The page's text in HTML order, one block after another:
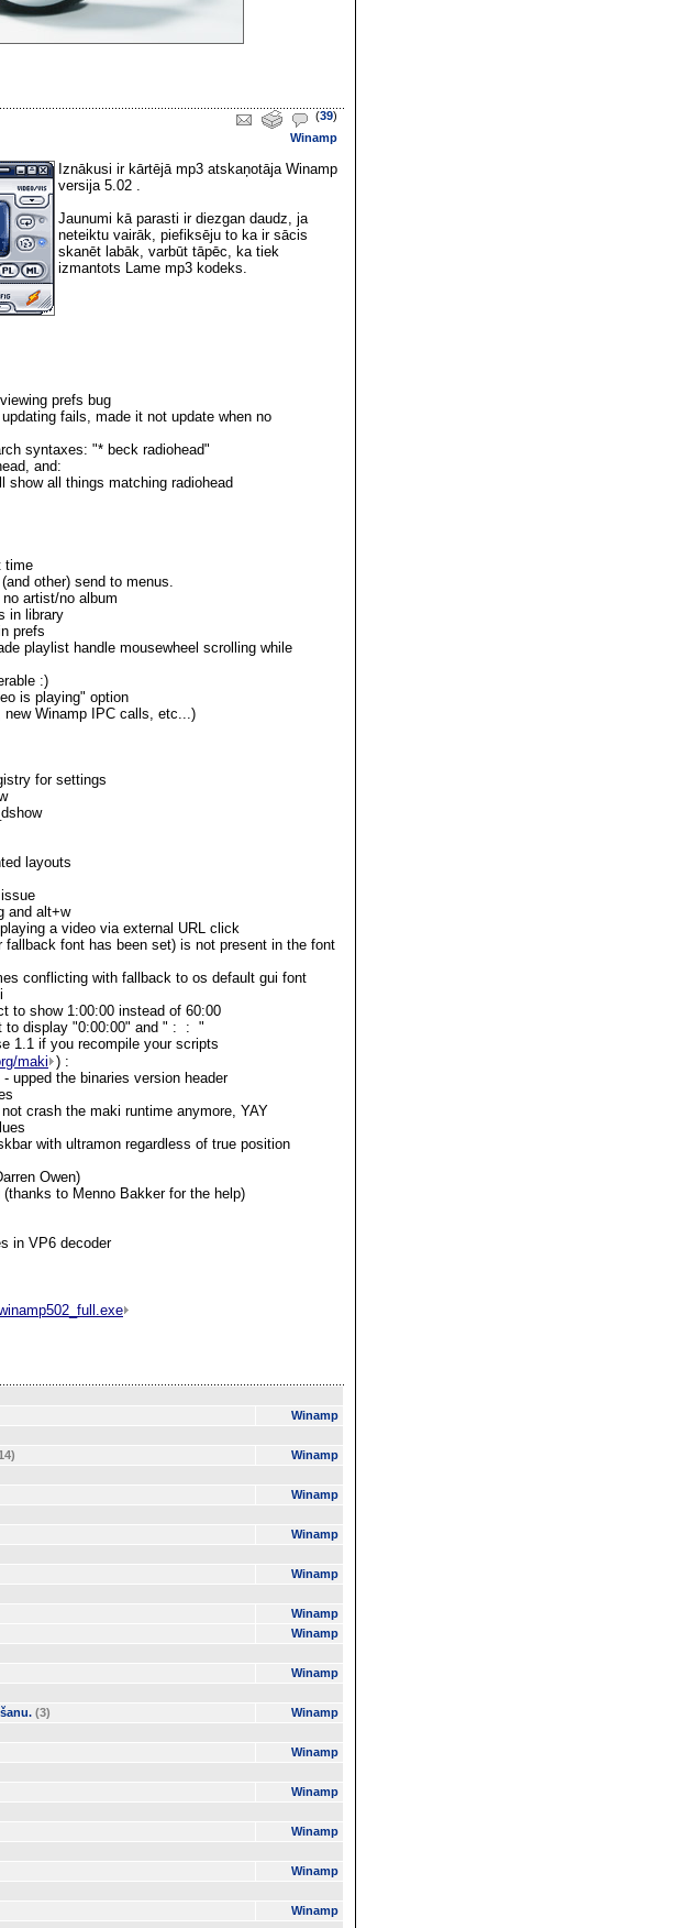
(39)
Winamp
Iznākusi ir kārtējā mp3 atskaņotāja Winamp
versija 5.02 .
Jaunumi kā parasti ir diezgan daudz, ja
neteiktu vairāk, piefiksēju to ka ir sācis
skanēt labāk, varbūt tāpēc, ka tiek
izmantots Lame mp3 kodeks.
prefs bug
fails, made it not update when no
syntaxes: "* beck radiohead"
and:
all things matching radiohead
time
other) send to menus.
artist/no album
in library
prefs
playlist handle mousewheel scrolling while
:)
is playing" option
Winamp IPC calls, etc...)
for settings
layouts
and alt+w
a video via external URL click
font has been set) is not present in the font
conflicting with fallback to os default gui font
to show 1:00:00 instead of 60:00
to display "0:00:00" and " : : "
1.1 if you recompile your scripts
maki ) :
the binaries version header
crash the maki runtime anymore, YAY
with ultramon regardless of true position
Owen)
to Menno Bakker for the help)
in VP6 decoder
Winamp
Winamp
Winamp
Winamp
Winamp
Winamp
Winamp
Winamp
(3) Winamp
Winamp
Winamp
Winamp
Winamp
Winamp